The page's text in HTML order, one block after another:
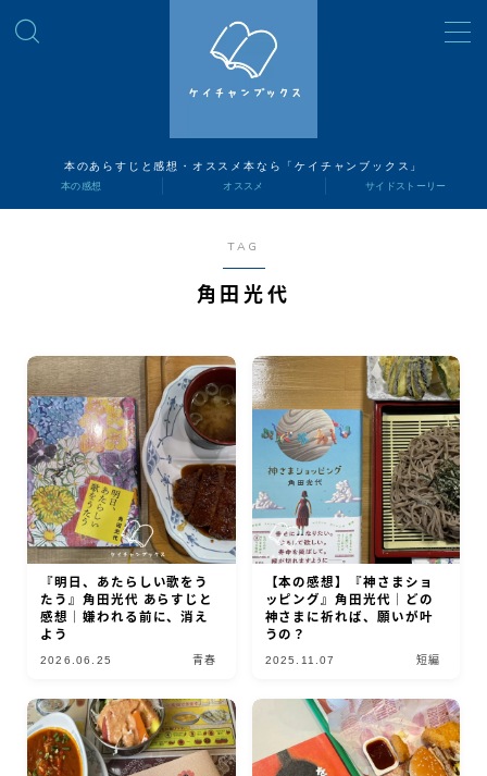
本のあらすじと感想・オススメ本なら「ケイチャンブックス」
本の感想
本の感想 オススメ サイドストーリー
TAG
角田光代
『明日、あたらしい歌をう
たう』角田光代 あらすじと
感想｜嫌われる前に、消え
よう
2026.06.25 青春
【本の感想】『神さまショ
ッピング』角田光代｜どの
神さまに祈れば、願いが叶
うの？
2025.11.07 短編